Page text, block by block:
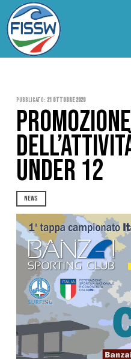
Pubblicato: 21 Ottobre 2020
PROMOZIONE
UNDER 12
NEWS